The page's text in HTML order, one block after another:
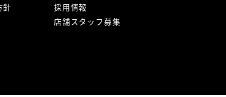
針
採用情報
店舗スタッフ募集